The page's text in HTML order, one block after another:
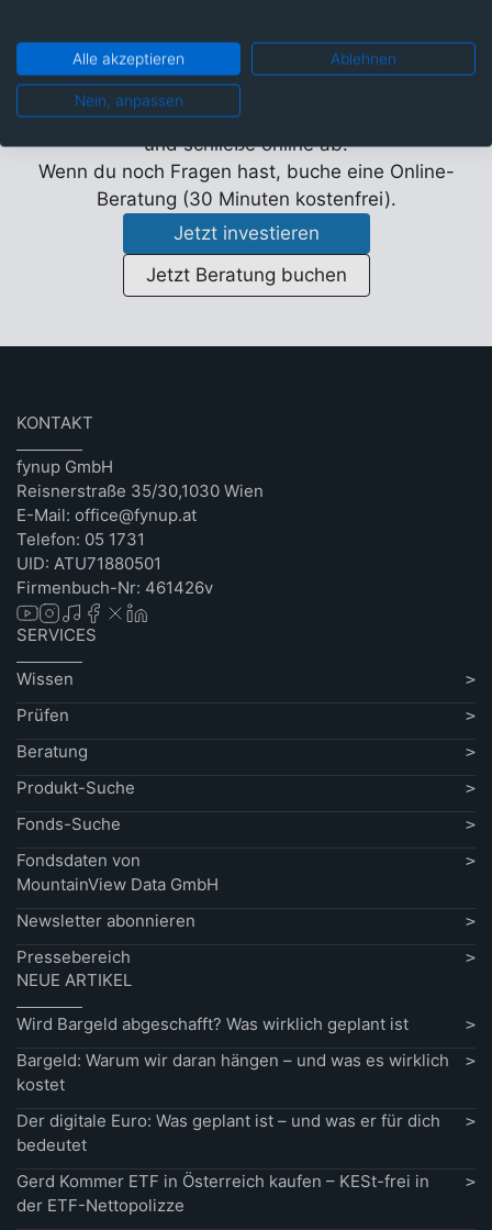
Nettorendite mit der
Nettopolizze
Nutze die Kosten-Steuervorteile der Nettopolizze
und schließe online ab.
Wenn du noch Fragen hast, buche eine Online-
Beratung (30 Minuten kostenfrei).
Jetzt investieren
Jetzt Beratung buchen
KONTAKT
fynup GmbH
Reisnerstraße 35/30,1030 Wien
E-Mail: office@fynup.at
Telefon: 05 1731
UID: ATU71880501
Firmenbuch-Nr: 461426v
SERVICES
Wissen
Prüfen
Beratung
Produkt-Suche
Fonds-Suche
Fondsdaten von
MountainView Data GmbH
Newsletter abonnieren
Pressebereich
NEUE ARTIKEL
Wird Bargeld abgeschafft? Was wirklich geplant ist
Bargeld: Warum wir daran hängen – und was es wirklich
kostet
Der digitale Euro: Was geplant ist – und was er für dich
bedeutet
Gerd Kommer ETF in Österreich kaufen – KESt-frei in
der ETF-Nettopolizze
Alle akzeptieren Ablehnen
Nein, anpassen